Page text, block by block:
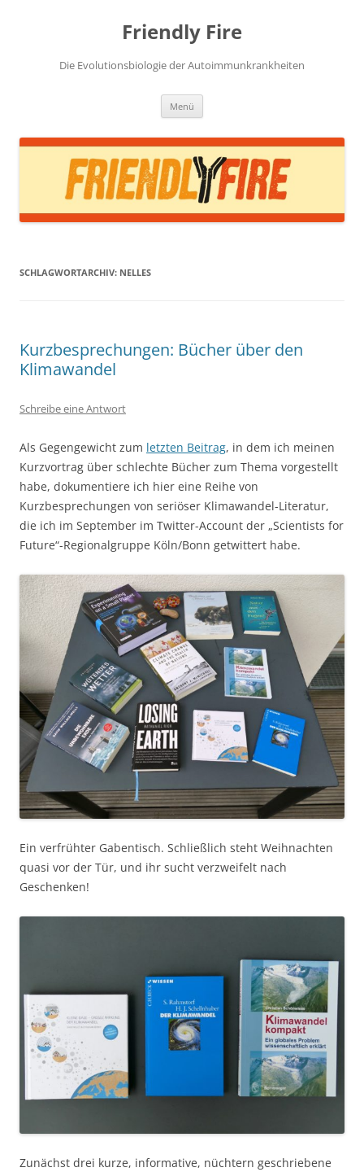
Friendly Fire
Die Evolutionsbiologie der Autoimmunkrankheiten
Menü
SCHLAGWORTARCHIV: NELLES
Kurzbesprechungen: Bücher über den
Klimawandel
Schreibe eine Antwort
Als Gegengewicht zum letzten Beitrag, in dem ich meinen
Kurzvortrag über schlechte Bücher zum Thema vorgestellt
habe, dokumentiere ich hier eine Reihe von
Kurzbesprechungen von seriöser Klimawandel-Literatur,
die ich im September im Twitter-Account der „Scientists for
Future“-Regionalgruppe Köln/Bonn getwittert habe.
Ein verfrühter Gabentisch. Schließlich steht Weihnachten
quasi vor der Tür, und ihr sucht verzweifelt nach
Geschenken!
Zunächst drei kurze, informative, nüchtern geschriebene